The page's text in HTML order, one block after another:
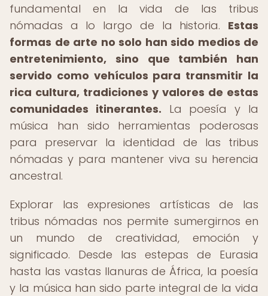
fundamental en la vida de las tribus
nómadas a lo largo de la historia. Estas
formas de arte no solo han sido medios de
entretenimiento, sino que también han
servido como vehículos para transmitir la
rica cultura, tradiciones y valores de estas
comunidades itinerantes. La poesía y la
música han sido herramientas poderosas
para preservar la identidad de las tribus
nómadas y para mantener viva su herencia
ancestral.
Explorar las expresiones artísticas de las
tribus nómadas nos permite sumergirnos en
un mundo de creatividad, emoción y
significado. Desde las estepas de Eurasia
hasta las vastas llanuras de África, la poesía
y la música han sido parte integral de la vida